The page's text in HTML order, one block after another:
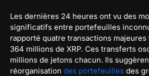
Les dernières 24 heures ont vu des
significatifs entre portefeuilles
rapporté quatre transactions
364 millions de XRP. Ces transferts
millions de jetons chacun. Ils
réorganisation des portefeuilles des